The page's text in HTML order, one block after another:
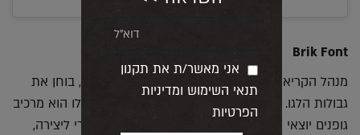
Brik Font
מנהל הקריאייטיב המולטי-דיסציפלינרי קראייג ווארד, בוחן את
גבולות הלגו. כן, קראתם נכון, בסדרת הטיפוגרפיה שלו הוא מרכיב
גופנים יוצאי דופן מלבני המשחק לגו. כאמצעי מודולרי ליצירה,
אני מאשר/ת את תקנון
תנאי השימוש ומדיניות
הפרטיות